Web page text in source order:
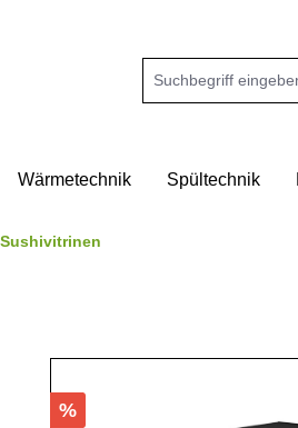
Wärmetechnik Spültechnik
Sushivitrinen
%